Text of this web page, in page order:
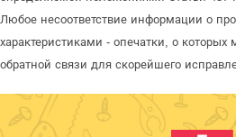
Любое несоответствие информации о
характеристиками - опечатки, о
обратной связи для скорейшего